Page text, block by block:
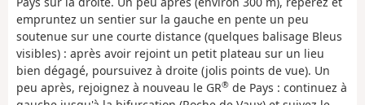
empruntez un sentier sur la gauche en pente un peu
soutenue sur une courte distance (quelques balisage Bleus
visibles) : après avoir rejoint un petit plateau sur un lieu
bien dégagé, poursuivez à droite (jolis points de vue). Un
peu après, rejoignez à nouveau le GR® de Pays : continuez à